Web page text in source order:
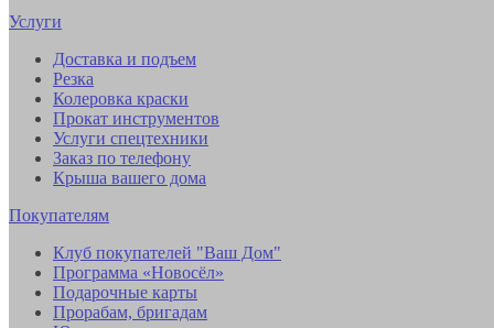
Услуги
Доставка и подъем
Резка
Колеровка краски
Прокат инструментов
Услуги спецтехники
Заказ по телефону
Крыша вашего дома
Покупателям
Клуб покупателей "Ваш Дом"
Программа «Новосёл»
Подарочные карты
Прорабам, бригадам